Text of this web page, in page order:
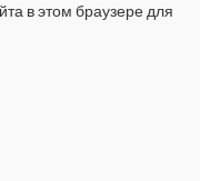
в этом браузере для